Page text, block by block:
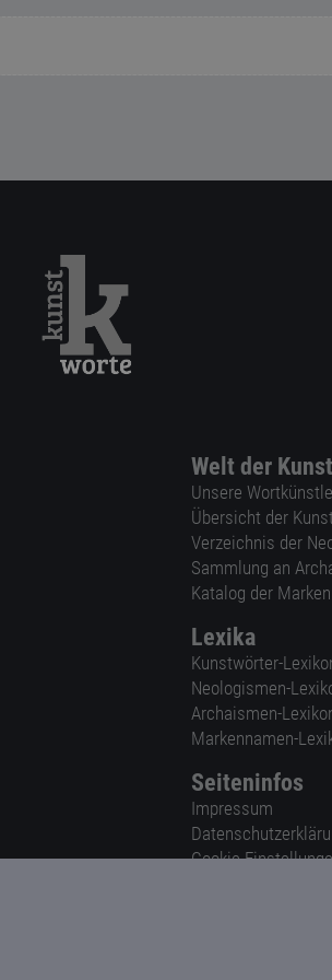
Welt der
Unsere
Übersicht der
Verzeichnis der
Sammlung an
Katalog der
Lexika
Kunstwörter-
Neologismen-
Archaismen-
Markennamen-
Seiteninfos
Impressum
Cookie-